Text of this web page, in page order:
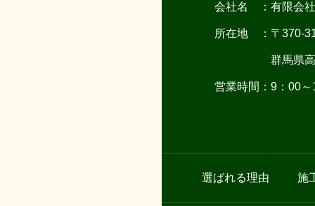
会社名 ：有限会
所在地 ：〒370-
群馬県高崎市
営業時間：9：00～
選ばれる理由 施